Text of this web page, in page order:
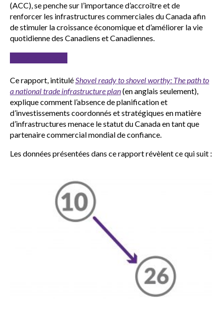
(ACC), se penche sur l’importance d’accroître et de
renforcer les infrastructures commerciales du Canada afin
de stimuler la croissance économique et d’améliorer la vie
quotidienne des Canadiens et Canadiennes.
Ce rapport, intituléShovel ready to shovel worthy: The path to
a national trade infrastructure plan(en anglais seulement),
explique comment l’absence de planification et
d’investissements coordonnés et stratégiques en matière
d’infrastructures menace le statut du Canada en tant que
partenaire commercial mondial de confiance.
Les données présentées dans ce rapport révèlent ce qui suit :